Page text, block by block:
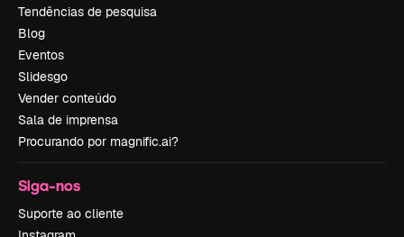
Tendências de pesquisa
Blog
Eventos
Slidesgo
Vender conteúdo
Sala de imprensa
Procurando por magnific.ai?
Siga-nos
Suporte ao cliente